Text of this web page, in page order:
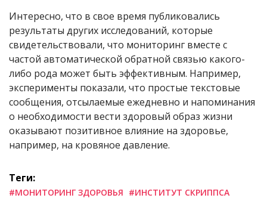
Интересно, что в свое время публиковались
результаты других исследований, которые
свидетельствовали, что мониторинг вместе с
частой автоматической обратной связью какого-
либо рода может быть эффективным. Например,
эксперименты показали, что простые текстовые
сообщения, отсылаемые ежедневно и напоминания
о необходимости вести здоровый образ жизни
оказывают позитивное влияние на здоровье,
например, на кровяное давление.
Теги:
#МОНИТОРИНГ ЗДОРОВЬЯ #ИНСТИТУТ СКРИППСА